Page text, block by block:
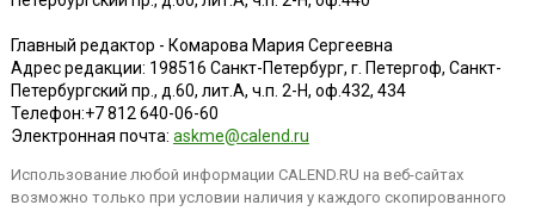
Главный редактор - Комарова Мария Сергеевна
Адрес редакции: 198516 Санкт-Петербург, г. Петергоф, Санкт-
Петербургский пр., д.60, лит.А, ч.п. 2-Н, оф.432, 434
Телефон:+7 812 640-06-60
Электронная почта: askme@calend.ru
Использование любой информации CALEND.RU на веб-сайтах
возможно только при условии наличия у каждого скопированного